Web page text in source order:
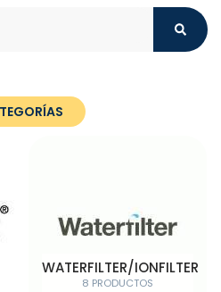
WATERFILTER/IONFILTER
8 PRODUCTOS